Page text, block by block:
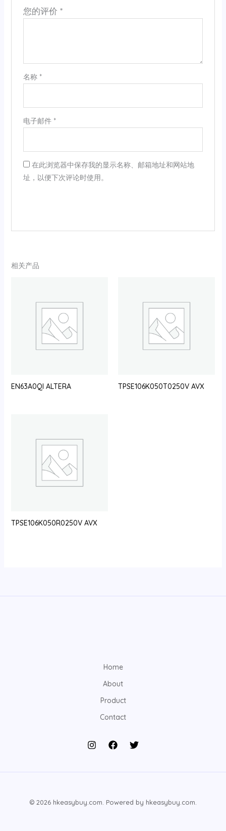
您的评价 *
名称 *
电子邮件 *
在此浏览器中保存我的显示名称、邮箱地址和网站地
址，以便下次评论时使用。
相关产品
EN63A0QI ALTERA TPSE106K050T0250V AVX
TPSE106K050R0250V AVX
Home
About
Product
Contact
© 2026 hkeasybuy.com. Powered by hkeasybuy.com.